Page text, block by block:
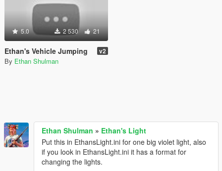
5.0 2 530 21
Ethan's Vehicle Jumping v2
By Ethan Shulman
Ethan Shulman » Ethan's Light
Put this in EthansLight.ini for one big violet light, also
if you look in EthansLight.ini it has a format for
changing the lights.